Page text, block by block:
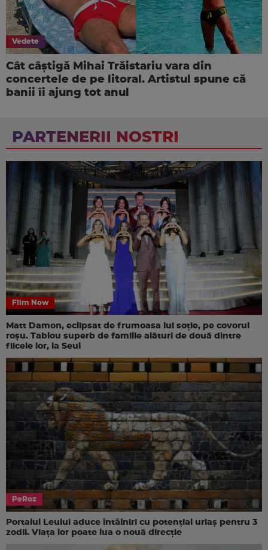
Vedete
Cât câștigă Mihai Trăistariu vara din
concertele de pe litoral. Artistul spune că
banii îi ajung tot anul
PARTENERII NOSTRI
Film Now
Matt Damon, eclipsat de frumoasa lui soție, pe covorul
roșu. Tablou superb de familie alături de două dintre
fiicele lor, la Seul
PeRoz
Portalul Leului aduce întâlniri cu potențial uriaș pentru 3
zodii. Viața lor poate lua o nouă direcție